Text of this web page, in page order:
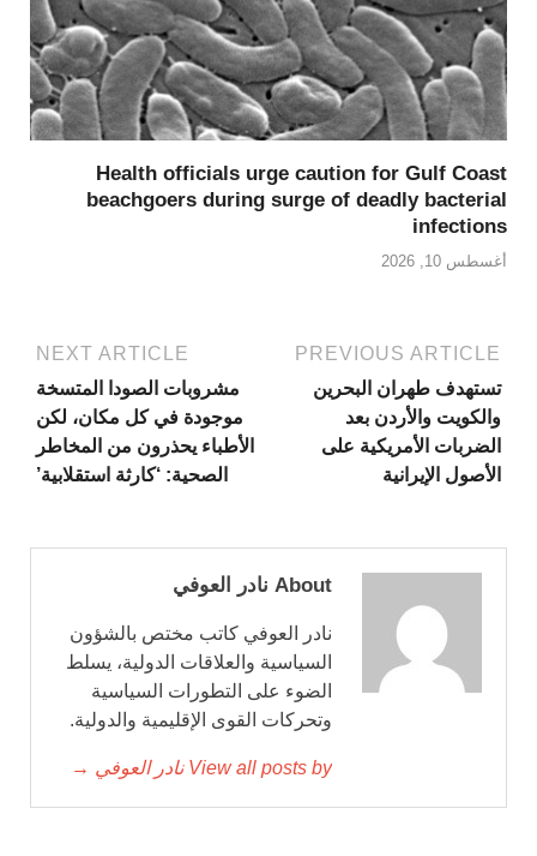
Health officials urge caution for Gulf Coast
beachgoers during surge of deadly bacterial
infections
أغسطس 10, 2026
PREVIOUS ARTICLE
تستهدف طهران البحرين
والكويت والأردن بعد
الضربات الأمريكية على
الأصول الإيرانية
NEXT ARTICLE
مشروبات الصودا المتسخة
موجودة في كل مكان، لكن
الأطباء يحذرون من المخاطر
الصحية: ‘كارثة استقلابية’
About نادر العوفي
نادر العوفي كاتب مختص بالشؤون
السياسية والعلاقات الدولية، يسلط
الضوء على التطورات السياسية
وتحركات القوى الإقليمية والدولية.
View all posts by نادر العوفي →